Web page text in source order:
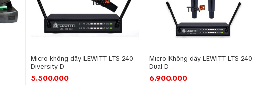
Micro không dây LEWITT LTS 240
Diversity D
5.500.000
Micro Không dây LEWITT LTS 240
Dual D
6.900.000